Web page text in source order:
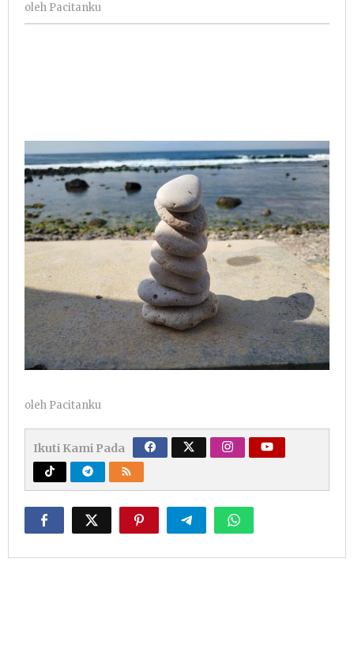
oleh Pacitanku
oleh Pacitanku
Ikuti Kami Pada